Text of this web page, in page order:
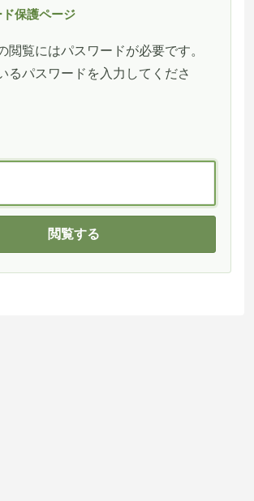
保護ページ
閲覧にはパスワードが必要です。
るパスワードを入力してくださ
閲覧する